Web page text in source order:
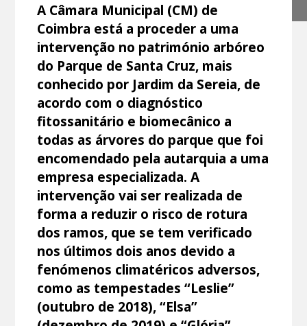
A Câmara Municipal (CM) de
Coimbra está a proceder a uma
intervenção no património arbóreo
do Parque de Santa Cruz, mais
conhecido por Jardim da Sereia, de
acordo com o diagnóstico
fitossanitário e biomecânico a
todas as árvores do parque que foi
encomendado pela autarquia a uma
empresa especializada. A
intervenção vai ser realizada de
forma a reduzir o risco de rotura
dos ramos, que se tem verificado
nos últimos dois anos devido a
fenómenos climatéricos adversos,
como as tempestades “Leslie”
(outubro de 2018), “Elsa”